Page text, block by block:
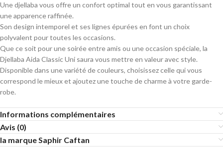
Une djellaba vous offre un confort optimal tout en vous garantissant
une apparence raffinée.
Son design intemporel et ses lignes épurées en font un choix
polyvalent pour toutes les occasions.
Que ce soit pour une soirée entre amis ou une occasion spéciale, la
Djellaba Aida Classic Uni saura vous mettre en valeur avec style.
Disponible dans une variété de couleurs, choisissez celle qui vous
correspond le mieux et ajoutez une touche de charme à votre garde-
robe.
Informations complémentaires
Avis (0)
la marque Saphir Caftan